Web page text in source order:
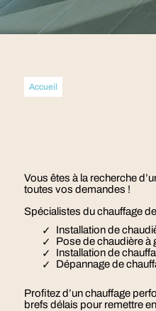
Accueil
Vous êtes à la recherche
toutes vos demandes !
Spécialistes du chauffage
Installation de
Pose de chaudière à
Installation de
Dépannage de
Profitez d’un chauffage
brefs délais pour remettre